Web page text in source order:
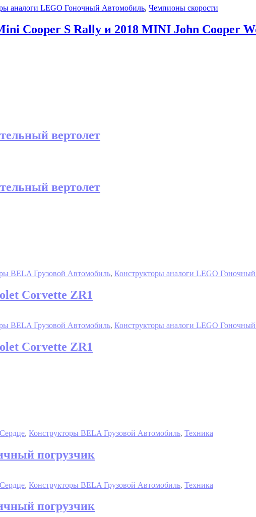
аналоги LEGO Гоночный Автомобиль, Чемпионы скорости
Cooper S Rally и 2018 MINI John Cooper
вертолет
вертолет
BELA Грузовой Автомобиль, Конструкторы аналоги LEGO
Corvette ZR1
BELA Грузовой Автомобиль, Конструкторы аналоги LEGO
Corvette ZR1
, Конструкторы BELA Грузовой Автомобиль, Техника
погрузчик
, Конструкторы BELA Грузовой Автомобиль, Техника
погрузчик